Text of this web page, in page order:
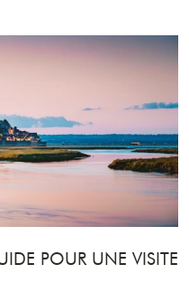
POUR UNE VISITE